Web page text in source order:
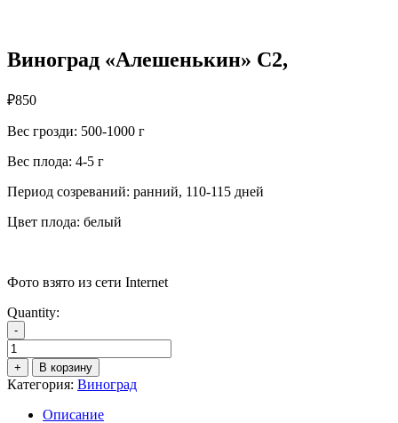
Виноград «Алешенькин» С2,
₽850
Вес грозди: 500-1000 г
Вес плода: 4-5 г
Период созреваний: ранний, 110-115 дней
Цвет плода: белый
Фото взято из сети Internet
Quantity:
-
Количество
товара
Виноград
"Алешенькин"
+ В корзину
Категория: Виноград
Описание